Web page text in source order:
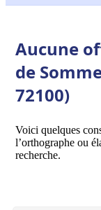
Aucune
de
72100)
Voici quelques
l’orthographe ou
recherche.